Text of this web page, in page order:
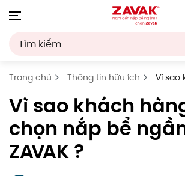
Trang chủ Thông tin hữu ích
Vì sao
Vì sao khách
chọn nắp bể
ZAVAK ?